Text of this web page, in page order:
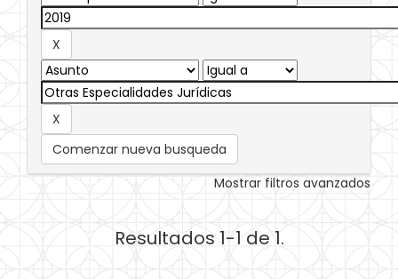
Comenzar nueva busqueda
Mostrar filtros avanzados
Resultados 1-1 de 1.